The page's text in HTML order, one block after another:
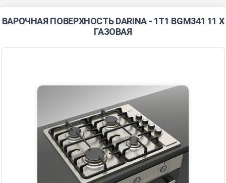
ВАРОЧНАЯ ПОВЕРХНОСТЬ DARINA - 1T1 BGM341 11 X
ГАЗОВАЯ